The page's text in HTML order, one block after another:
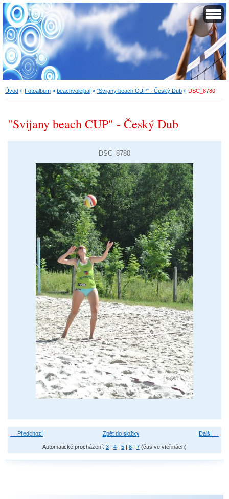
Úvod » Fotoalbum » beachvolejbal » "Svijany beach CUP" - Český Dub » DSC_8780
"Svijany beach CUP" - Český Dub
DSC_8780
← Předchozí Další →
Zpět do složky
Automatické procházení: 3 | 4 | 5 | 6 | 7 (čas ve vteřinách)